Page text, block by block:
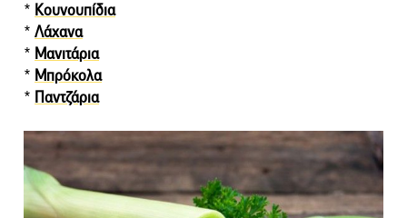
* Κουνουπίδια
* Λάχανα
* Μανιτάρια
* Μπρόκολα
* Παντζάρια